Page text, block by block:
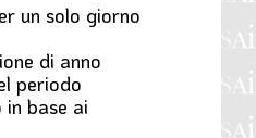
un solo giorno
di anno
periodo
base ai